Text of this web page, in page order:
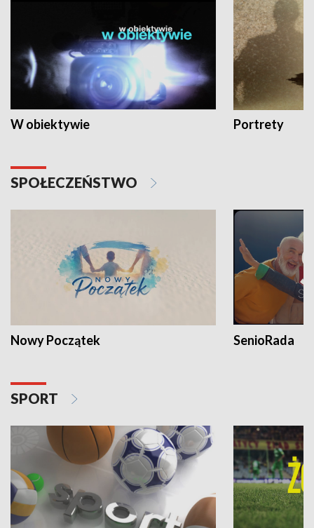
W obiektywie Portrety
SPOŁECZEŃSTWO
Nowy Początek SenioRada
SPORT